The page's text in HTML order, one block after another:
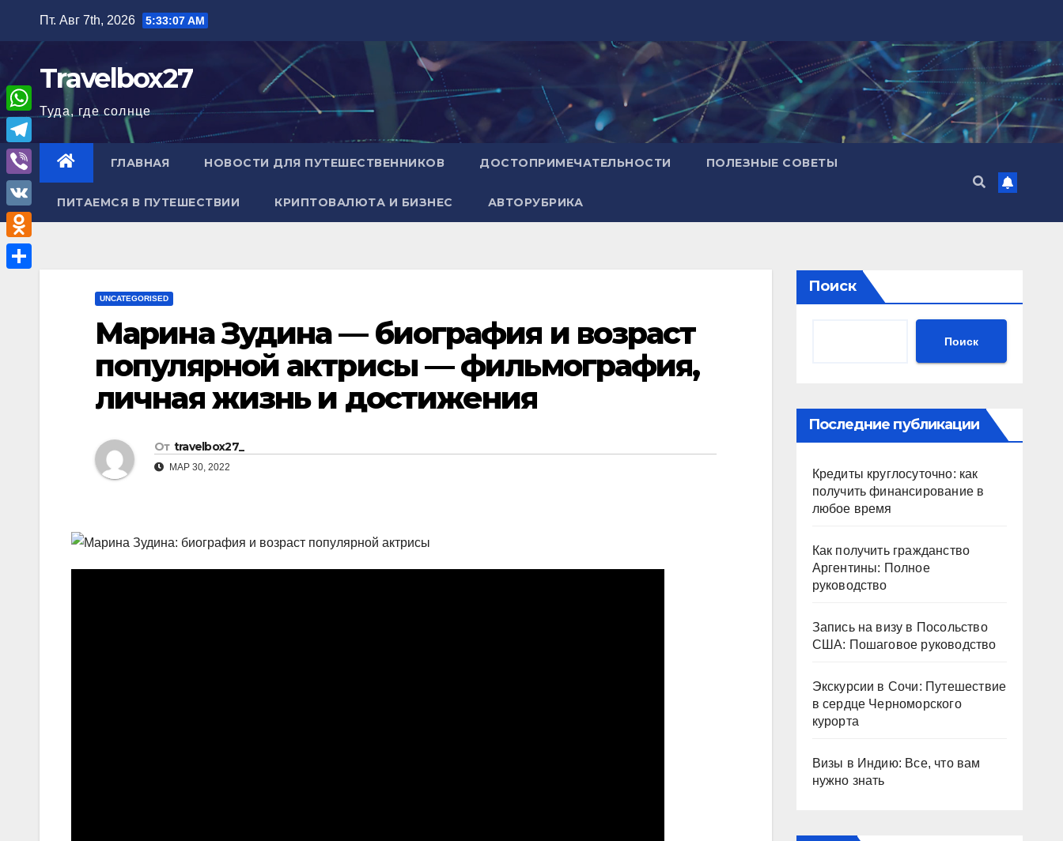
содержимому
Пт. Авг 7th, 2026 5:33:08 AM
Travelbox27
Туда, где солнце
ГЛАВНАЯ НОВОСТИ ДЛЯ ПУТЕШЕСТВЕННИКОВ ДОСТОПРИМЕЧАТЕЛЬНОСТИ ПОЛЕЗНЫЕ СОВЕТЫ
ПИТАЕМСЯ В ПУТЕШЕСТВИИ КРИПТОВАЛЮТА И БИЗНЕС АВТОРУБРИКА
UNCATEGORISED
Марина Зудина — биография и возраст
популярной актрисы — фильмография,
личная жизнь и достижения
От travelbox27_
МАР 30, 2022
Поиск
Поиск
Последние публикации
Кредиты круглосуточно: как
получить финансирование в
любое время
Как получить гражданство
Аргентины: Полное
руководство
Запись на визу в Посольство
США: Пошаговое руководство
Экскурсии в Сочи: Путешествие
в сердце Черноморского
курорта
Визы в Индию: Все, что вам
нужно знать
W
h
a
A
T
e
l
e
g
V
i
b
e
V
K
O